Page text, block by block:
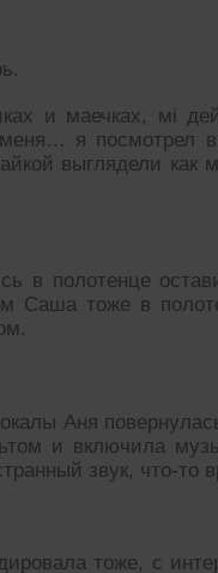
и маечках, мі
я посмотрел
выглядели как
в полотенце
Саша тоже в
Аня
и включила
звук, что-то
тоже, с